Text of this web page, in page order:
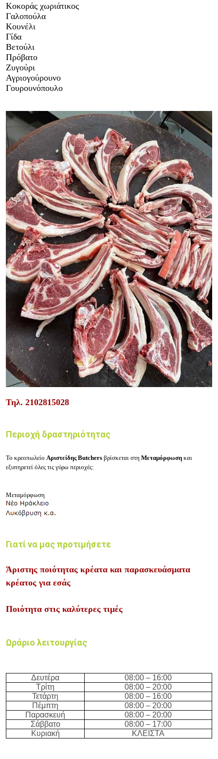
Κοκοράς χωριάτικος
Γαλοπούλα
Κουνέλι
Γίδα
Βετούλι
Πρόβατο
Ζυγούρι
Αγριογούρουνο
Γουρουνόπουλο
Τηλ. 2102815028
Περιοχή δραστηριότητας
Το κρεοπωλείο Αριστείδης Butchers βρίσκεται στη Μεταμόρφωση και
εξυπηρετεί όλες τις γύρω περιοχές:
Μεταμόρφωση
Γιατί να μας προτιμήσετε
Άριστης ποιότητας κρέατα και παρασκευάσματα
κρέατος για εσάς
Ποιότητα στις καλύτερες τιμές
Ωράριο λειτουργίας
Δευτέρα 08:00 – 16:00
Τρίτη
08:00 – 20:00
Τετάρτη
08:00 – 16:00
Πέμπτη
08:00 – 20:00
Παρασκευή
08:00 – 20:00
Σάββατο
08:00 – 17:00
Κυριακή
ΚΛΕΙΣΤΑ